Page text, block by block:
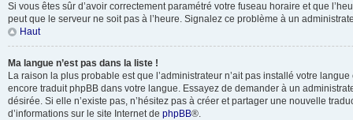
Si vous êtes sûr d’avoir correctement paramétré votre fuseau horaire et que
peut que le serveur ne soit pas à l’heure. Signalez ce problème à un
Haut
Ma langue n’est pas dans la liste !
La raison la plus probable est que l’administrateur n’ait pas installé votre
encore traduit phpBB dans votre langue. Essayez de demander à un
désirée. Si elle n’existe pas, n’hésitez pas à créer et partager une nouvelle
d’informations sur le site Internet de phpBB®.